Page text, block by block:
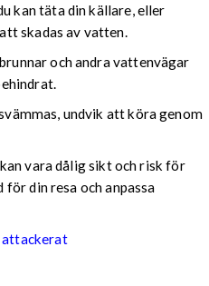
kan täta din källare, eller
skadas av vatten.
och andra vattenvägar
undvik att köra genom
vara dålig sikt och risk för
din resa och anpassa